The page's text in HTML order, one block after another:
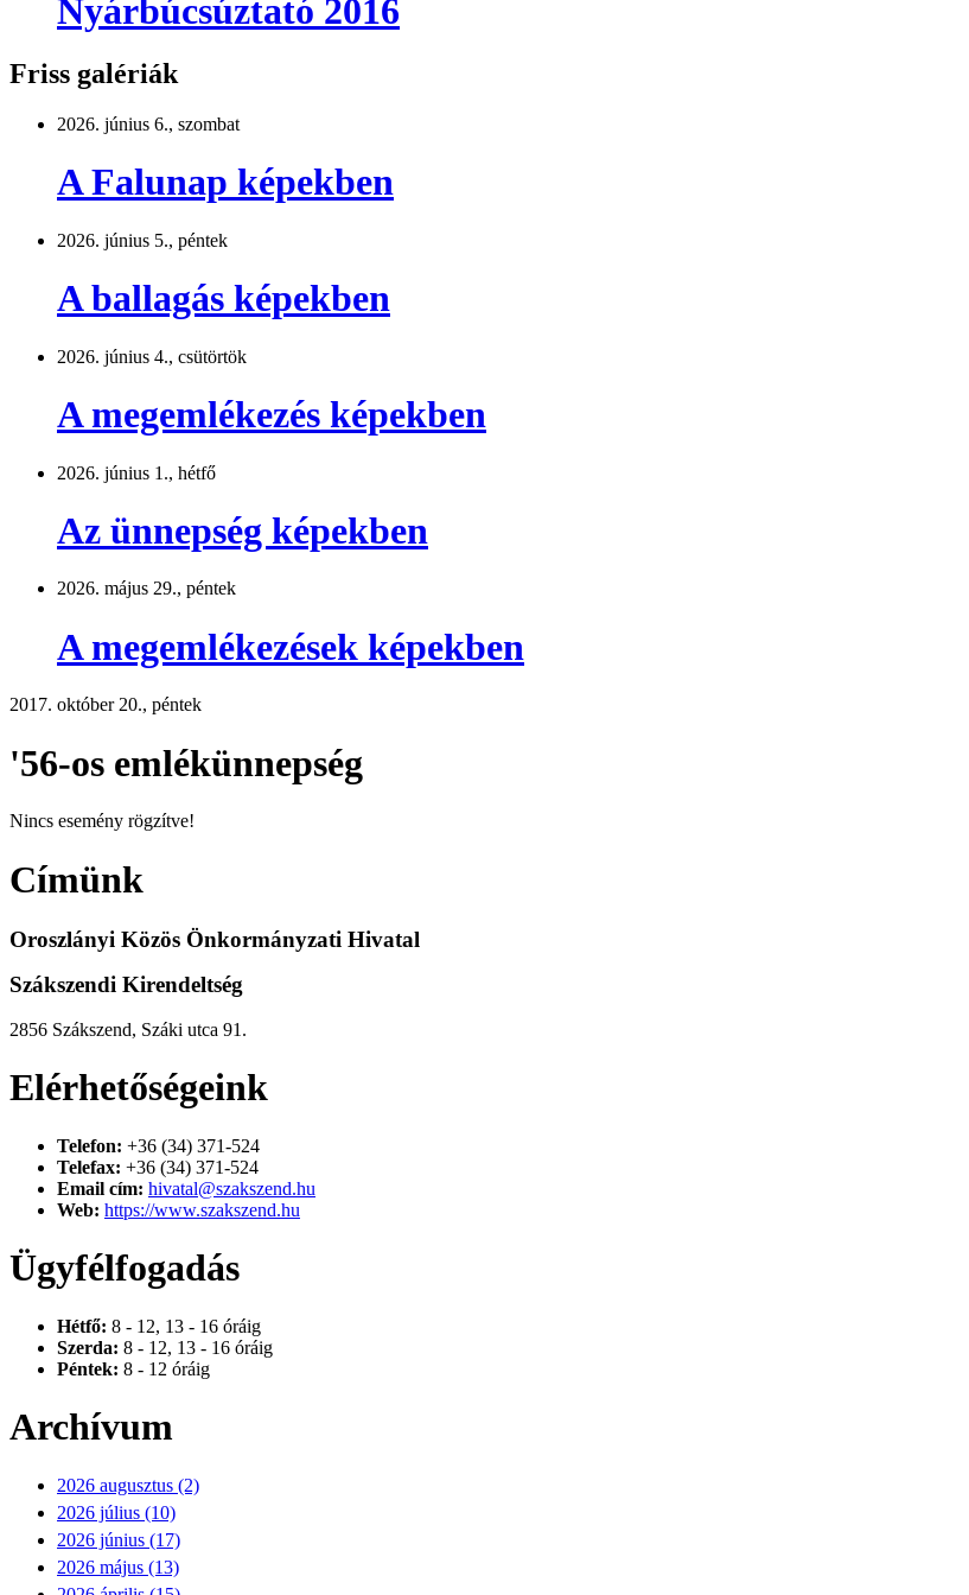
Nyárbúcsúztató 2016
Friss galériák
2026. június 6., szombat
A Falunap képekben
2026. június 5., péntek
A ballagás képekben
2026. június 4., csütörtök
A megemlékezés képekben
2026. június 1., hétfő
Az ünnepség képekben
2026. május 29., péntek
A megemlékezések képekben
2017. október 20., péntek
'56-os emlékünnepség
Nincs esemény rögzítve!
Címünk
Oroszlányi Közös Önkormányzati Hivatal
Szákszendi Kirendeltség
2856 Szákszend, Száki utca 91.
Elérhetőségeink
Telefon: +36 (34) 371-524
Telefax: +36 (34) 371-524
Email cím: hivatal@szakszend.hu
Web: https://www.szakszend.hu
Ügyfélfogadás
Hétfő: 8 - 12, 13 - 16 óráig
Szerda: 8 - 12, 13 - 16 óráig
Péntek: 8 - 12 óráig
Archívum
2026 augusztus (2)
2026 július (10)
2026 június (17)
2026 május (13)